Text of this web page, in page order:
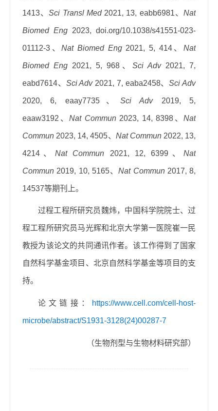
1413、Sci Transl Med2021, 13, eabb6981、Nat
Biomed Eng 2023, doi.org/10.1038/s41551-023-
01112-3 、Nat Biomed Eng2021, 5, 414、Nat
Biomed Eng 2021, 5, 968 、 Sci Adv2021, 7,
eabd7614、 Sci Adv2021, 7, eaba2458、Sci Adv
2020, 6, eaay7735、Sci Adv2019, 5,
eaaw3192 、 Nat Commun2023, 14, 8398 、 Nat
Commun 2023, 14, 4505、 Nat Commun2022, 13,
4214 、 Nat Commun 2021, 12, 6399 、 Nat
Commun 2019, 10, 5165、Nat Commun2017, 8,
14537等期刊上。
过程工程所研究员魏炜，中国科学院院士、过
程工程所研究员马光辉和北京大学第一医院崔一民
教授为该论文的共同通讯作者。该工作得到了国家
自然科学基金项目、北京自然科学基金等项目的支
持。
论文链接： https://www.cell.com/cell-host-
microbe/abstract/S1931-3128(24)00287-7
（生物剂型与生物材料研究部）